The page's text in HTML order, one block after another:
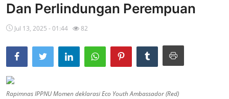
More
Daerah
Politik
Hukum
Dan Perlindungan Perempuan
Jul 13, 2025 - 01:44 82
Rapimnas IPPNU Momen deklarasi Eco Youth Ambassador (Red)